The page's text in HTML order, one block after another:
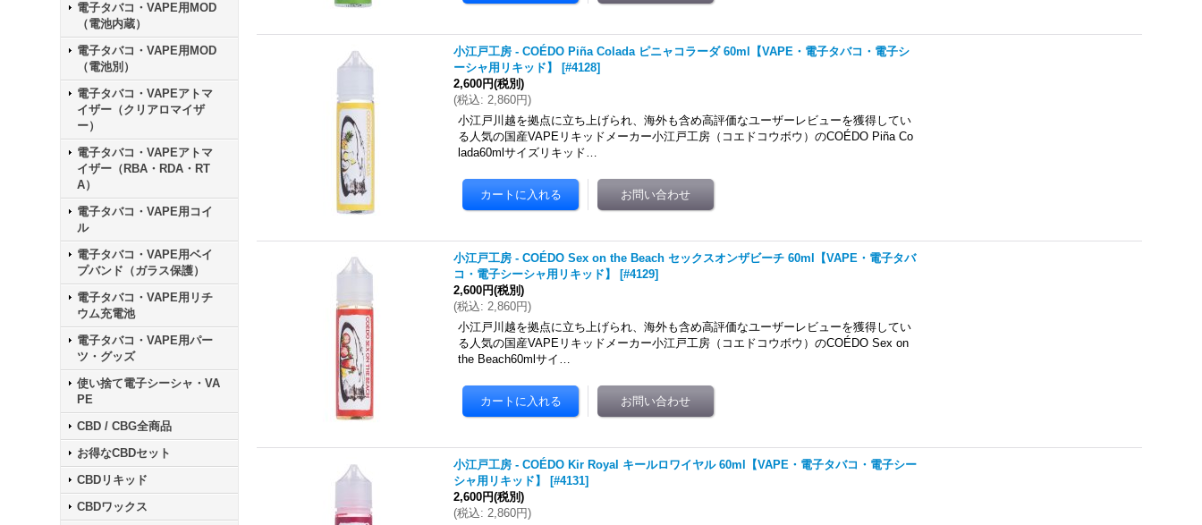
電子タバコ・VAPE用MOD
（電池内蔵）
電子タバコ・VAPE用MOD
（電池別）
電子タバコ・VAPEアトマ
イザー（クリアロマイザ
ー）
電子タバコ・VAPEアトマ
イザー（RBA・RDA・RT
A）
電子タバコ・VAPE用コイ
ル
電子タバコ・VAPE用ベイ
プバンド（ガラス保護）
電子タバコ・VAPE用リチ
ウム充電池
電子タバコ・VAPE用パー
ツ・グッズ
使い捨て電子シーシャ・VA
PE
CBD / CBG全商品
お得なCBDセット
CBDリキッド
CBDワックス
小江戸工房 - COÉDO Piña Colada ピニャコラーダ 60ml【VAPE・電子タバコ・電子シ
ーシャ用リキッド】
[#4128]
2,600円(税別)
(税込: 2,860円)
小江戸川越を拠点に立ち上げられ、海外も含め高評価なユーザーレビューを獲得してい
る人気の国産VAPEリキッドメーカー小江戸工房（コエドコウボウ）のCOÉDO Piña Co
lada60mlサイズリキッド…
小江戸工房 - COÉDO Sex on the Beach セックスオンザビーチ 60ml【VAPE・電子タバ
コ・電子シーシャ用リキッド】
[#4129]
2,600円(税別)
(税込: 2,860円)
小江戸川越を拠点に立ち上げられ、海外も含め高評価なユーザーレビューを獲得してい
る人気の国産VAPEリキッドメーカー小江戸工房（コエドコウボウ）のCOÉDO Sex on
the Beach60mlサイ…
小江戸工房 - COÉDO Kir Royal キールロワイヤル 60ml【VAPE・電子タバコ・電子シー
シャ用リキッド】
[#4131]
2,600円(税別)
(税込: 2,860円)